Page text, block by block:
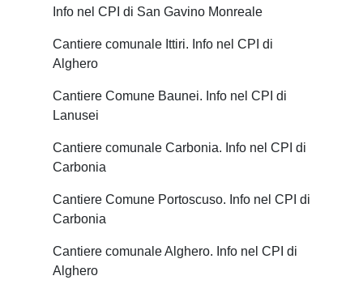
Info nel CPI di San Gavino Monreale
Cantiere comunale Ittiri. Info nel CPI di
Alghero
Cantiere Comune Baunei. Info nel CPI di
Lanusei
Cantiere comunale Carbonia. Info nel CPI di
Carbonia
Cantiere Comune Portoscuso. Info nel CPI di
Carbonia
Cantiere comunale Alghero. Info nel CPI di
Alghero